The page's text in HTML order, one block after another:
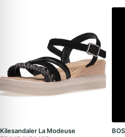
Kilesandaler La Modeuse